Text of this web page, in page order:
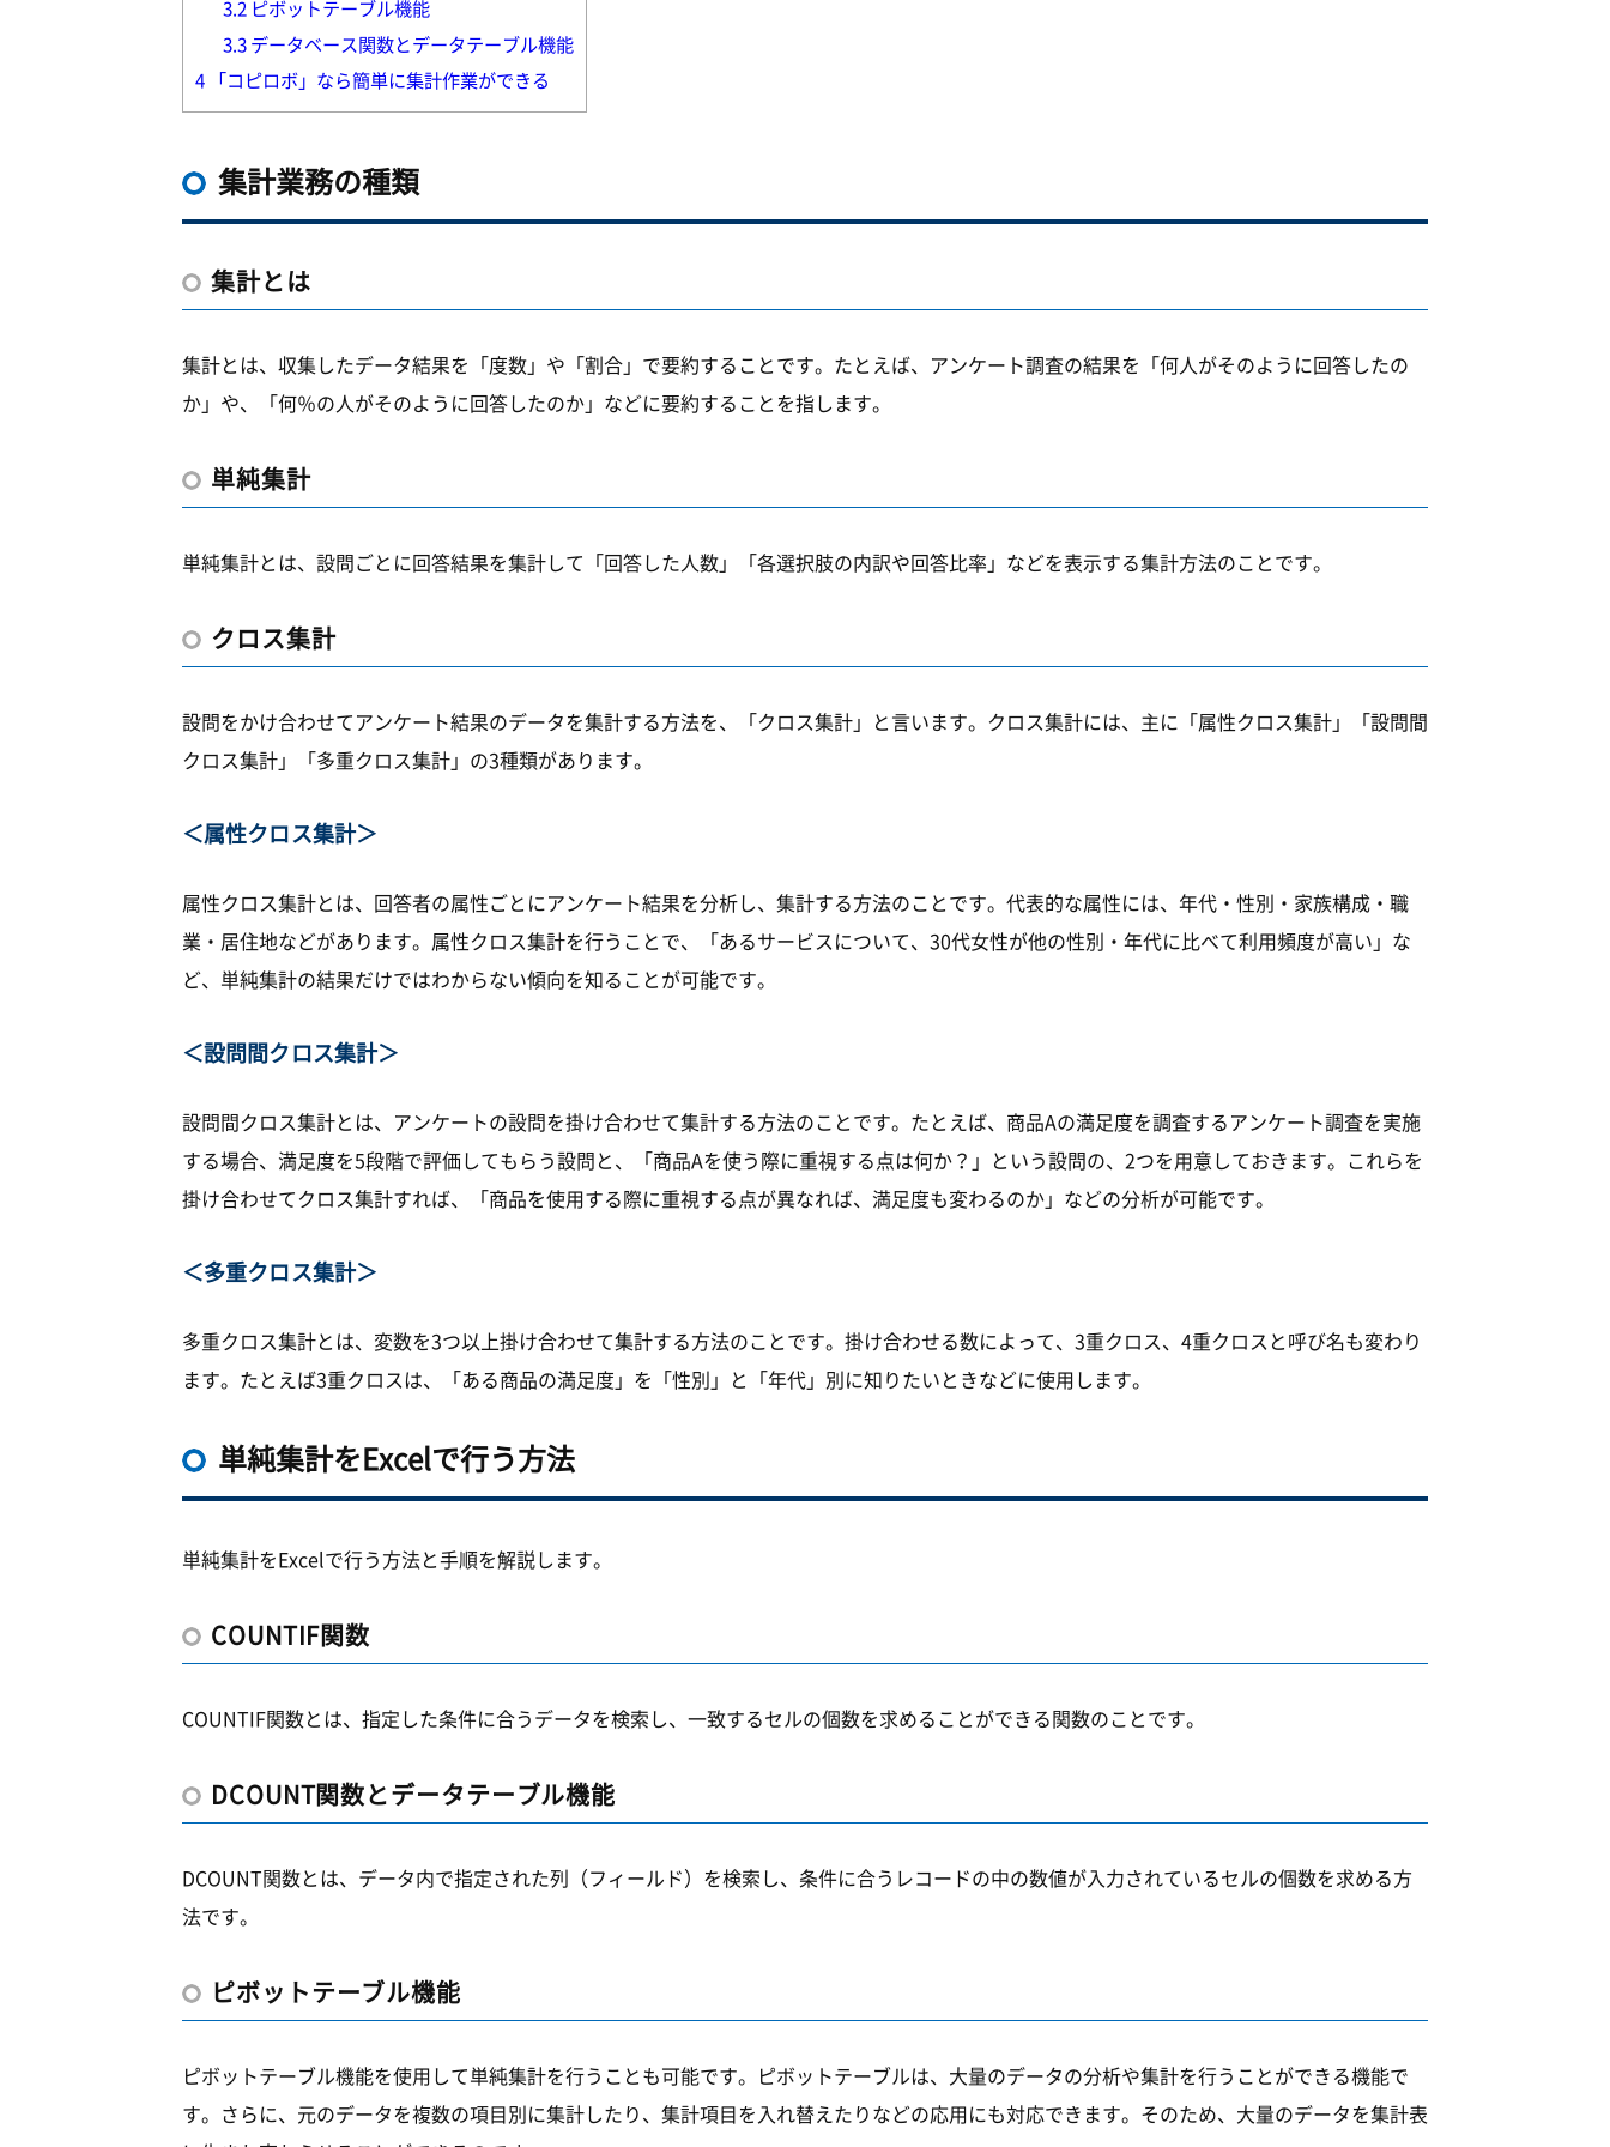
3.2 ピボットテーブル機能
3.3データベース関数とデータテーブル機能
4 「コピロボ」なら簡単に集計作業ができる
集計業務の種類
集計とは
集計とは、収集したデータ結果を「度数」や「割合」で要約することです。たとえば、アンケート調査の結果を「何人がそのように回答したの
か」や、「何％の人がそのように回答したのか」などに要約することを指します。
単純集計
単純集計とは、設問ごとに回答結果を集計して「回答した人数」「各選択肢の内訳や回答比率」などを表示する集計方法のことです。
クロス集計
設問をかけ合わせてアンケート結果のデータを集計する方法を、「クロス集計」と言います。クロス集計には、主に「属性クロス集計」「設問間
クロス集計」「多重クロス集計」の3種類があります。
＜属性クロス集計＞
属性クロス集計とは、回答者の属性ごとにアンケート結果を分析し、集計する方法のことです。代表的な属性には、年代・性別・家族構成・職
業・居住地などがあります。属性クロス集計を行うことで、「あるサービスについて、30代女性が他の性別・年代に比べて利用頻度が高い」な
ど、単純集計の結果だけではわからない傾向を知ることが可能です。
＜設問間クロス集計＞
設問間クロス集計とは、アンケートの設問を掛け合わせて集計する方法のことです。たとえば、商品Aの満足度を調査するアンケート調査を実施
する場合、満足度を5段階で評価してもらう設問と、「商品Aを使う際に重視する点は何か？」という設問の、2つを用意しておきます。これらを
掛け合わせてクロス集計すれば、「商品を使用する際に重視する点が異なれば、満足度も変わるのか」などの分析が可能です。
＜多重クロス集計＞
多重クロス集計とは、変数を3つ以上掛け合わせて集計する方法のことです。掛け合わせる数によって、3重クロス、4重クロスと呼び名も変わり
ます。たとえば3重クロスは、「ある商品の満足度」を「性別」と「年代」別に知りたいときなどに使用します。
単純集計をExcelで行う方法
単純集計をExcelで行う方法と手順を解説します。
COUNTIF関数
COUNTIF関数とは、指定した条件に合うデータを検索し、一致するセルの個数を求めることができる関数のことです。
DCOUNT関数とデータテーブル機能
DCOUNT関数とは、データ内で指定された列（フィールド）を検索し、条件に合うレコードの中の数値が入力されているセルの個数を求める方
法です。
ピボットテーブル機能
ピボットテーブル機能を使用して単純集計を行うことも可能です。ピボットテーブルは、大量のデータの分析や集計を行うことができる機能で
す。さらに、元のデータを複数の項目別に集計したり、集計項目を入れ替えたりなどの応用にも対応できます。そのため、大量のデータを集計表